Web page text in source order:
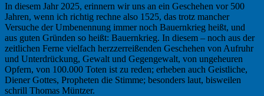
In diesem Jahr 2025, erinnern wir uns an ein Geschehen vor 500
Jahren, wenn ich richtig rechne also 1525, das trotz mancher
Versuche der Umbenennung immer noch Bauernkrieg heißt, und
aus guten Gründen so heißt: Bauernkrieg. In diesem – noch aus der
zeitlichen Ferne vielfach herzzerreißenden Geschehen von Aufruhr
und Unterdrückung, Gewalt und Gegengewalt, von ungeheuren
Opfern, von 100.000 Toten ist zu reden; erheben auch Geistliche,
Diener Gottes, Propheten die Stimme; besonders laut, bisweilen
schrill Thomas Müntzer.